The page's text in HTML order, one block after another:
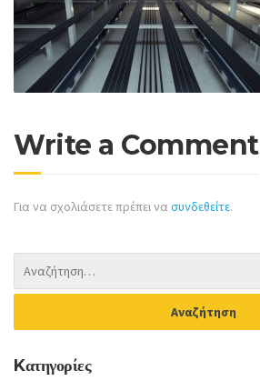
Write a Comment
Για να σχολιάσετε πρέπει να συνδεθείτε.
Kατηγορίες